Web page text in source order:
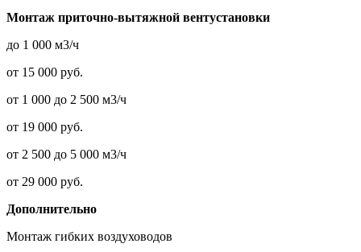
Монтаж приточно-вытяжной вентустановки
до 1 000 м3/ч
от 15 000 руб.
от 1 000 до 2 500 м3/ч
от 19 000 руб.
от 2 500 до 5 000 м3/ч
от 29 000 руб.
Дополнительно
Монтаж гибких воздуховодов